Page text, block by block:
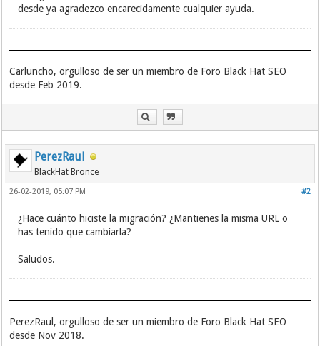
desde ya agradezco encarecidamente cualquier ayuda.
Carluncho, orgulloso de ser un miembro de Foro Black Hat SEO
desde Feb 2019.
PerezRaul
BlackHat Bronce
#2
26-02-2019, 05:07 PM
¿Hace cuánto hiciste la migración? ¿Mantienes la misma URL o
has tenido que cambiarla?
Saludos.
PerezRaul, orgulloso de ser un miembro de Foro Black Hat SEO
desde Nov 2018.